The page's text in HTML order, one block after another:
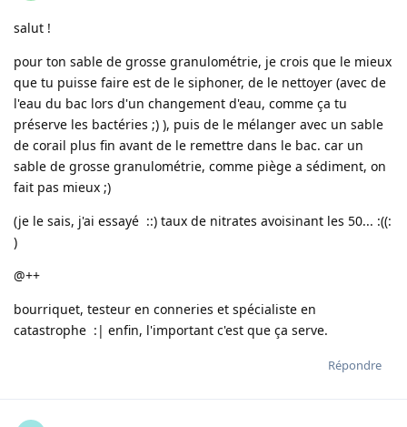
salut !
pour ton sable de grosse granulométrie, je crois que le mieux
que tu puisse faire est de le siphoner, de le nettoyer (avec de
l'eau du bac lors d'un changement d'eau, comme ça tu
préserve les bactéries ;) ), puis de le mélanger avec un sable
de corail plus fin avant de le remettre dans le bac. car un
sable de grosse granulométrie, comme piège a sédiment, on
fait pas mieux ;)
(je le sais, j'ai essayé ::) taux de nitrates avoisinant les 50... :((:
)
@++
bourriquet, testeur en conneries et spécialiste en
catastrophe :| enfin, l'important c'est que ça serve.
Répondre